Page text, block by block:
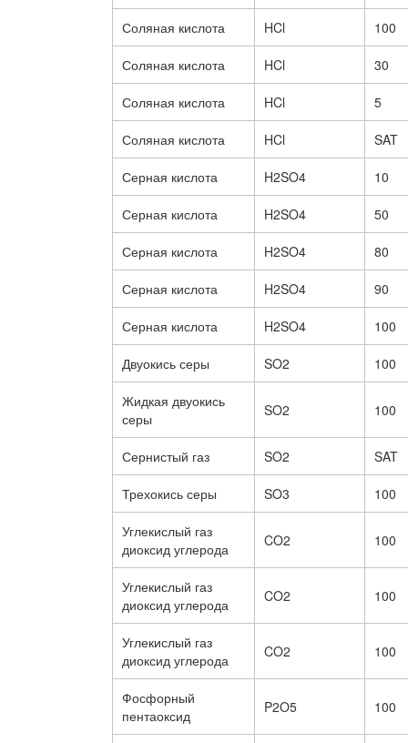
Соляная кислота HCl 100
Соляная кислота HCl 30
Соляная кислота HCl 5
Соляная кислота HCl SAT
Серная кислота H2SO4 10
Серная кислота H2SO4 50
Серная кислота H2SO4 80
Серная кислота H2SO4 90
Серная кислота H2SO4 100
Двуокись серы SO2 100
Жидкая двуокись
серы
SO2 100
Сернистый газ SO2 SAT
Трехокись серы SO3 100
Углекислый газ
диоксид углерода
CO2 100
Углекислый газ
диоксид углерода
CO2 100
Углекислый газ
диоксид углерода
CO2 100
Фосфорный
пентаоксид
P2O5 100